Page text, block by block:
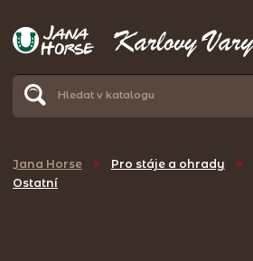
Jana Horse > Pro stáje a ohrady >
Ostatní